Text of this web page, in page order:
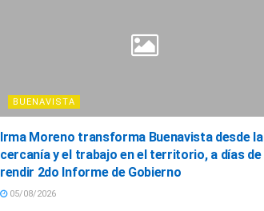
BUENAVISTA
Irma Moreno transforma Buenavista desde la
cercanía y el trabajo en el territorio, a días de
rendir 2do Informe de Gobierno
05/08/2026